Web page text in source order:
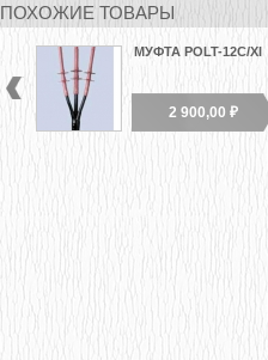
ПОХОЖИЕ ТОВАРЫ
МУФТА POLT-12C/XI
2 900,00 ₽